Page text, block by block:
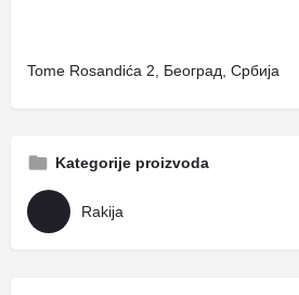
Tome Rosandića 2, Београд, Србија
Kategorije proizvoda
Rakija